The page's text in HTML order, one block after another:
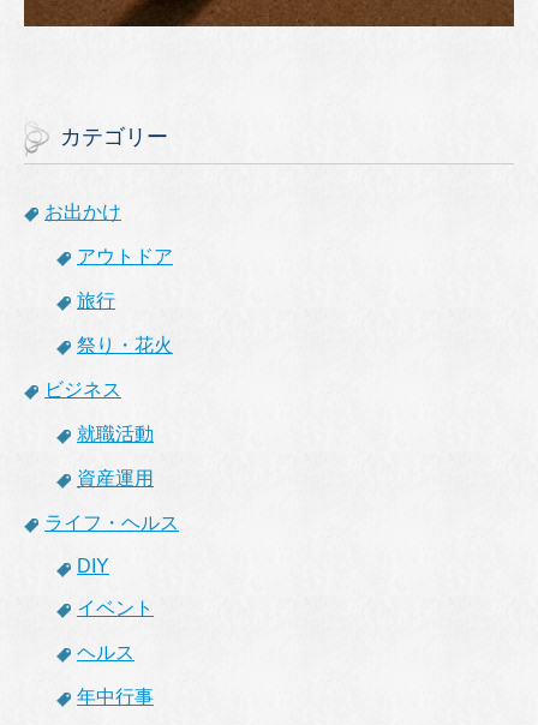
カテゴリー
お出かけ
アウトドア
旅行
祭り・花火
ビジネス
就職活動
資産運用
ライフ・ヘルス
DIY
イベント
ヘルス
年中行事